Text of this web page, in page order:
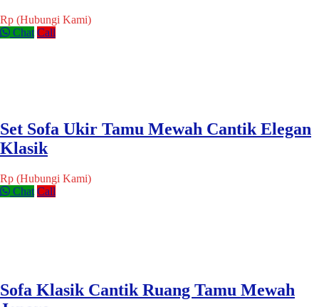
Rp (Hubungi Kami)
Chat Call
Set Sofa Ukir Tamu Mewah Cantik Elegan
Klasik
Rp (Hubungi Kami)
Chat Call
Sofa Klasik Cantik Ruang Tamu Mewah